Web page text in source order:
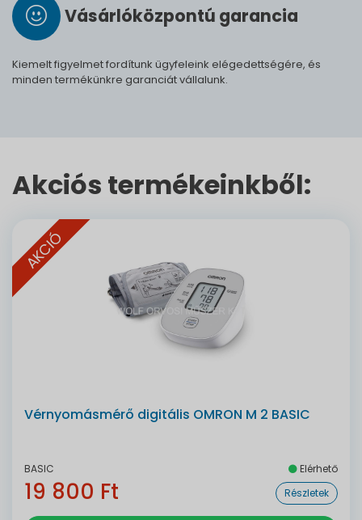
Vásárló­köz­pontú ga­ran­cia
Kiemelt figyelmet fordítunk ügyfeleink elégedettségére, és
minden termékünkre garanciát vállalunk.
Akciós termékeinkből:
AKCIÓ
Vérnyomásmérő digitális OMRON M 2 BASIC
BASIC Elérhető
19 800 Ft Részletek